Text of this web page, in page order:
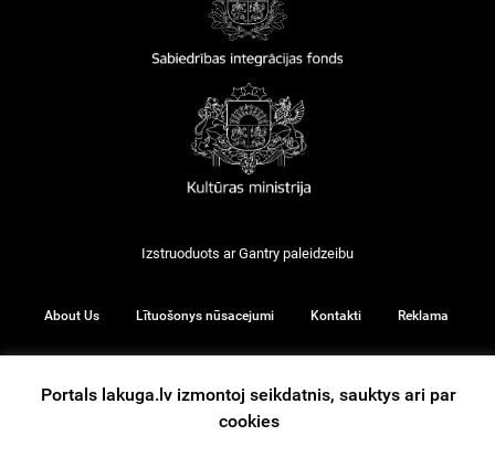
Izstruoduots arGantry paleidzeibu
About Us Lītuošonys nūsacejumi Kontakti Reklama
© 2026
Portals lakuga.lv izmontoj seikdatnis, sauktys ari par
cookies